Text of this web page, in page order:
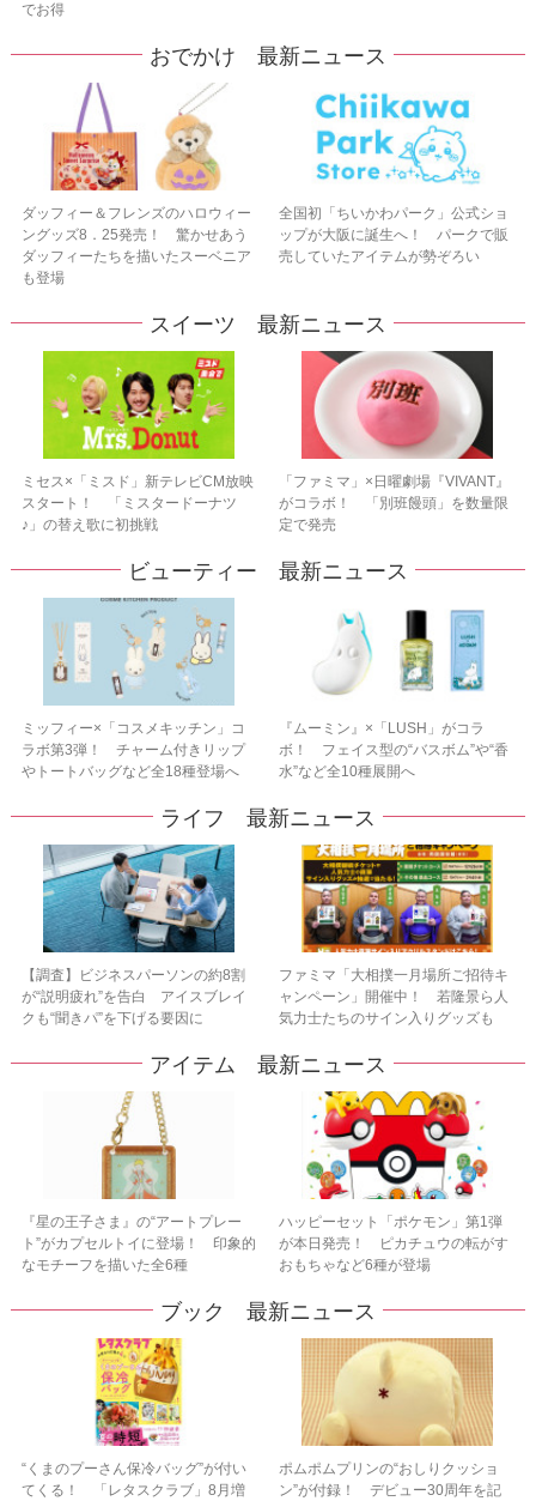
でお得
おでかけ 最新ニュース
ダッフィー＆フレンズのハロウィー
ングッズ8．25発売！ 驚かせあう
ダッフィーたちを描いたスーベニア
も登場
全国初「ちいかわパーク」公式ショ
ップが大阪に誕生へ！ パークで販
売していたアイテムが勢ぞろい
スイーツ 最新ニュース
ミセス×「ミスド」新テレビCM放映
スタート！ 「ミスタードーナツ
♪」の替え歌に初挑戦
「ファミマ」×日曜劇場『VIVANT』
がコラボ！ 「別班饅頭」を数量限
定で発売
ビューティー 最新ニュース
ミッフィー×「コスメキッチン」コ
ラボ第3弾！ チャーム付きリップ
やトートバッグなど全18種登場へ
『ムーミン』×「LUSH」がコラ
ボ！ フェイス型の“バスボム”や“香
水”など全10種展開へ
ライフ 最新ニュース
【調査】ビジネスパーソンの約8割
が“説明疲れ”を告白 アイスブレイ
クも“聞きパ”を下げる要因に
ファミマ「大相撲一月場所ご招待キ
ャンペーン」開催中！ 若隆景ら人
気力士たちのサイン入りグッズも
アイテム 最新ニュース
『星の王子さま』の“アートプレー
ト”がカプセルトイに登場！ 印象的
なモチーフを描いた全6種
ハッピーセット「ポケモン」第1弾
が本日発売！ ピカチュウの転がす
おもちゃなど6種が登場
ブック 最新ニュース
“くまのプーさん保冷バッグ”が付い
てくる！ 「レタスクラブ」8月増
ポムポムプリンの“おしりクッショ
ン”が付録！ デビュー30周年を記